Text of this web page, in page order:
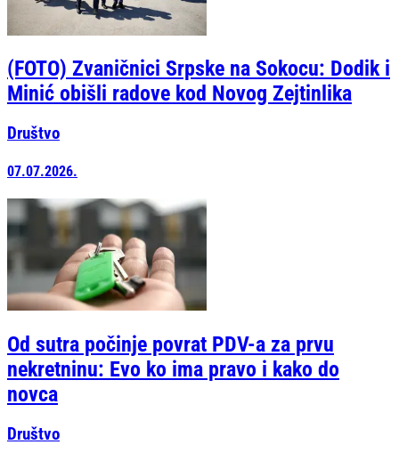
(FOTO) Zvaničnici Srpske na Sokocu: Dodik i
Minić obišli radove kod Novog Zejtinlika
Društvo
07.07.2026.
Od sutra počinje povrat PDV-a za prvu
nekretninu: Evo ko ima pravo i kako do
novca
Društvo